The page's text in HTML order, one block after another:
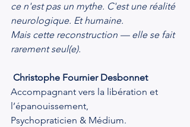
ce n'est pas un mythe. C'est une réalité
neurologique. Et humaine.
Mais cette reconstruction — elle se fait
rarement seul(e).
Christophe Fournier Desbonnet
Accompagnant vers la libération et
l’épanouissement,
Psychopraticien & Médium.